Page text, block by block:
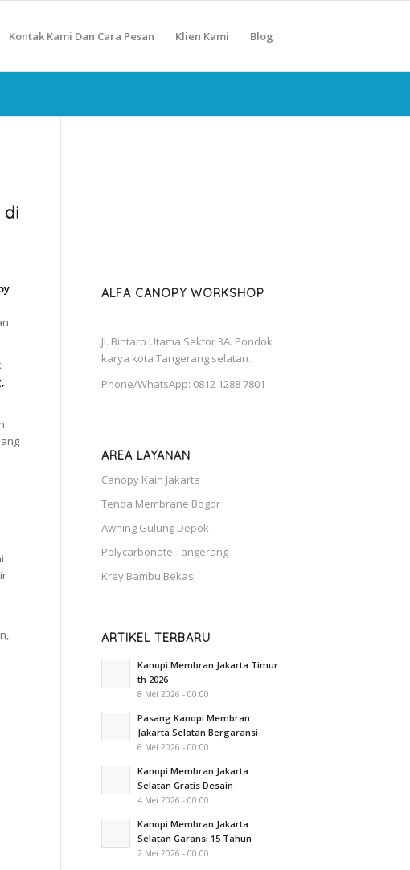
Kontak Kami Dan Cara Pesan Klien Kami Blog
di
ALFA CANOPY WORKSHOP
Jl. Bintaro Utama Sektor 3A. Pondok
karya kota Tangerang selatan.
Phone/WhatsApp: 0812 1288 7801
AREA LAYANAN
Canopy Kain Jakarta
Tenda Membrane Bogor
Awning Gulung Depok
Polycarbonate Tangerang
Krey Bambu Bekasi
ARTIKEL TERBARU
Kanopi Membran Jakarta Timur
th 2026
8 Mei 2026 - 00:00
Pasang Kanopi Membran
Jakarta Selatan Bergaransi
6 Mei 2026 - 00:00
Kanopi Membran Jakarta
Selatan Gratis Desain
4 Mei 2026 - 00:00
Kanopi Membran Jakarta
Selatan Garansi 15 Tahun
2 Mei 2026 - 00:00